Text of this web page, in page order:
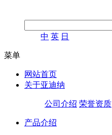
中 英 日
菜单
网站首页
关于亚迪纳
公司介绍 荣誉资质
产品介绍